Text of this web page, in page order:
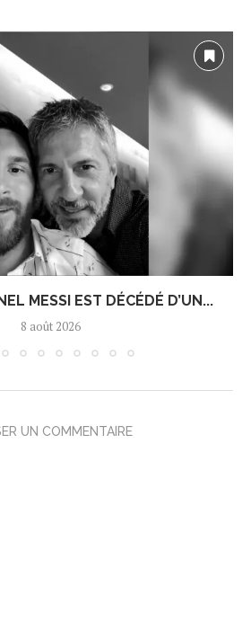
MESSI EST DÉCÉDÉ D’UN...
8 août 2026
UN COMMENTAIRE